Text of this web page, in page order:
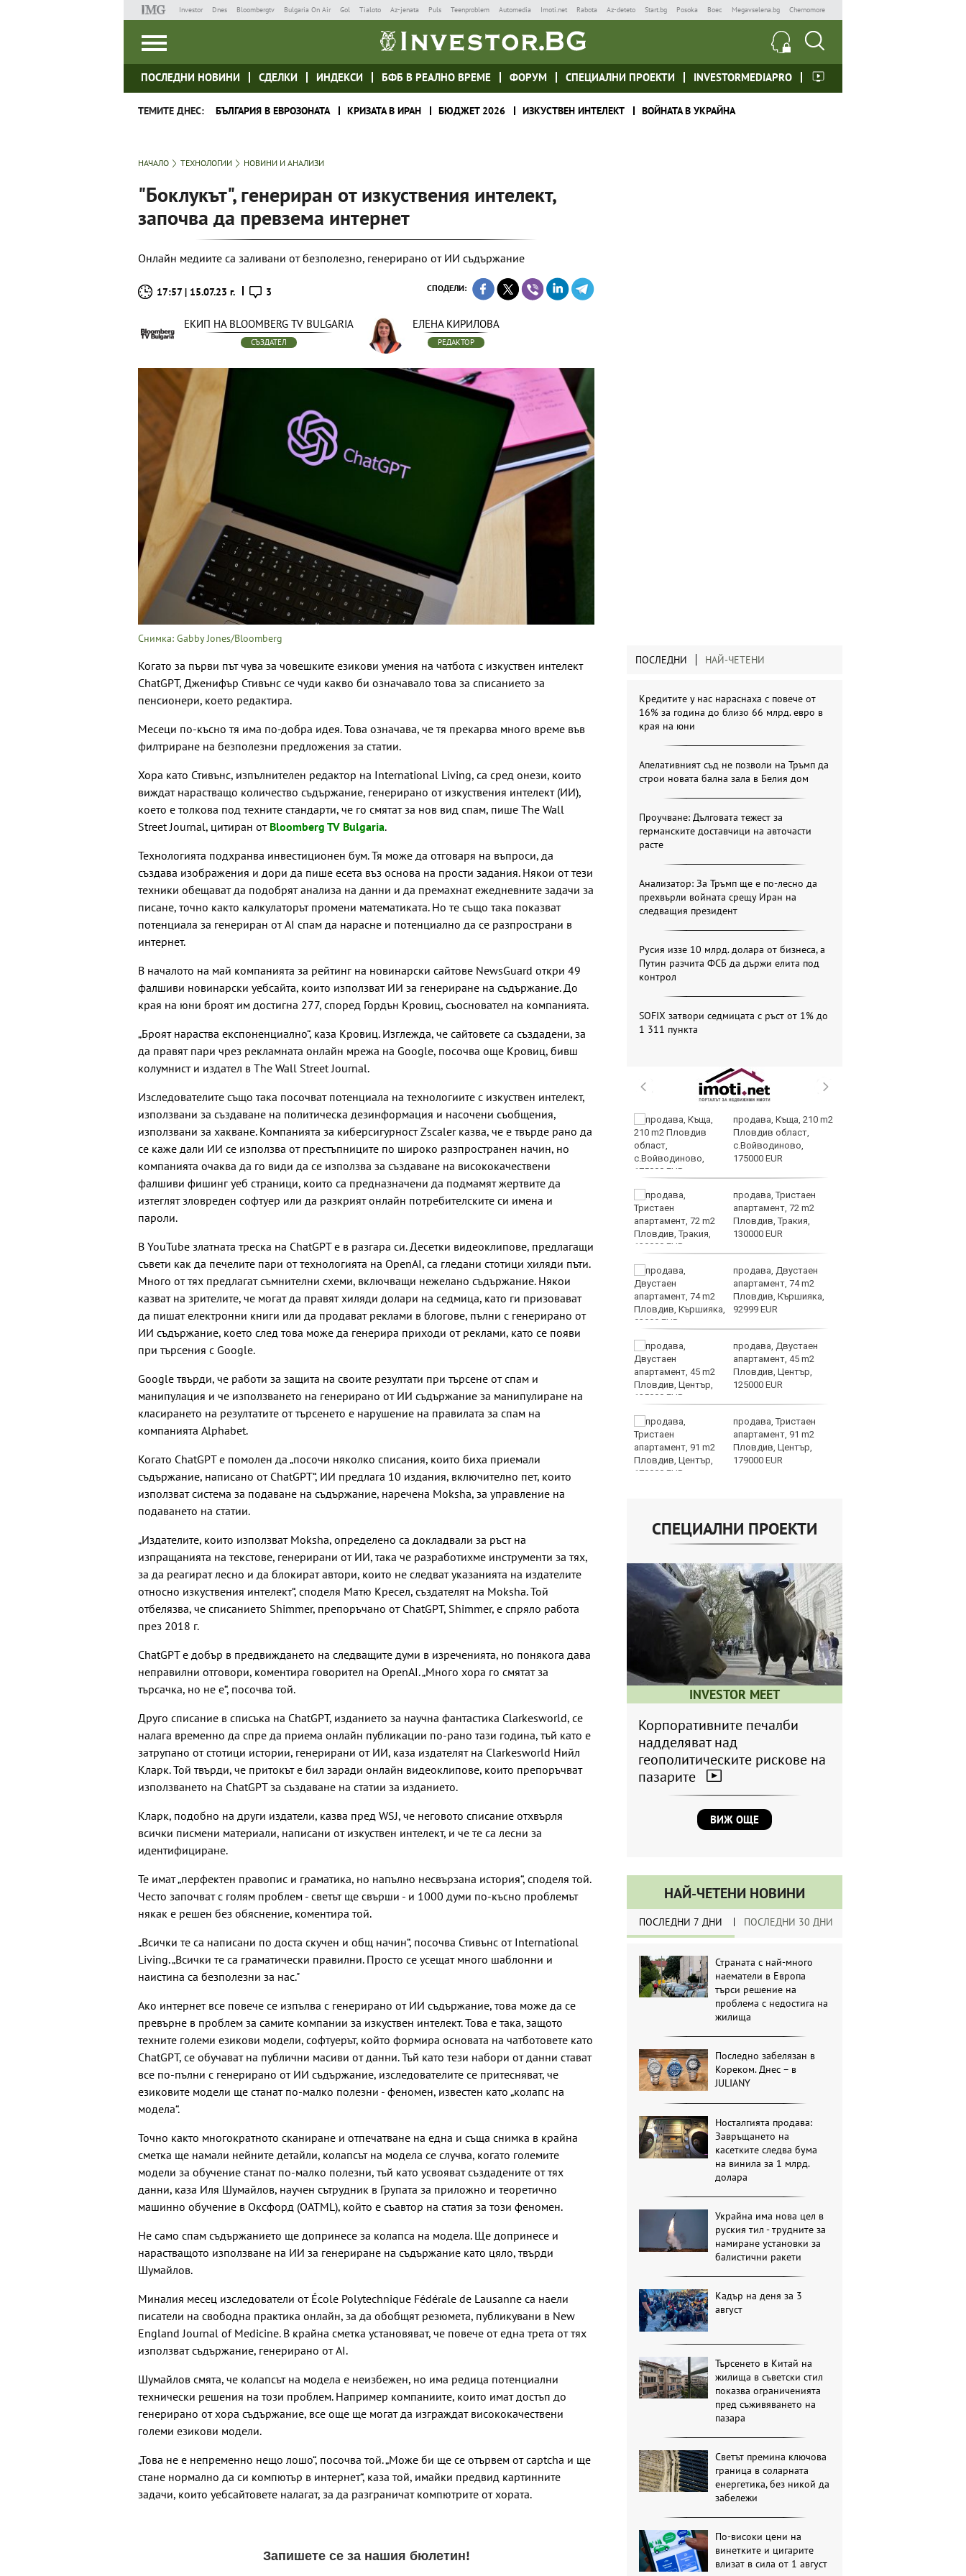
Investor Dnes Bloombergtv Bulgaria On Air Gol Tialoto Az-jenata Puls Teenproblem Automedia Imoti.net Rabota Az-deteto Start.bg Posoka Boec Megavselena.bg Chernomore
ПОСЛЕДНИ НОВИНИ СДЕЛКИ ИНДЕКСИ БФБ В РЕАЛНО ВРЕМЕ ФОРУМ СПЕЦИАЛНИ ПРОЕКТИ INVESTORMEDIAPRO
ТЕМИТЕ ДНЕС: БЪЛГАРИЯ В ЕВРОЗОНАТА КРИЗАТА В ИРАН БЮДЖЕТ 2026 ИЗКУСТВЕН ИНТЕЛЕКТ ВОЙНАТА В УКРАЙНА
НАЧАЛО ТЕХНОЛОГИИ НОВИНИ И АНАЛИЗИ
"Боклукът", генериран от изкуствения интелект,
започва да превзема интернет
Онлайн медиите са заливани от безполезно, генерирано от ИИ съдържание
17:57 | 15.07.23 г. 3 СПОДЕЛИ:
ЕКИП НА BLOOMBERG TV BULGARIA
СЪЗДАТЕЛ
ЕЛЕНА КИРИЛОВА
РЕДАКТОР
Снимка: Gabby Jones/Bloomberg
Когато за първи път чува за човешките езикови умения на чатбота с изкуствен интелект
ChatGPT, Дженифър Стивънс се чуди какво би означавало това за списанието за
пенсионери, което редактира.
Месеци по-късно тя има по-добра идея. Това означава, че тя прекарва много време във
филтриране на безполезни предложения за статии.
Хора като Стивънс, изпълнителен редактор на International Living, са сред онези, които
виждат нарастващо количество съдържание, генерирано от изкуствения интелект (ИИ),
което е толкова под техните стандарти, че го смятат за нов вид спам, пише The Wall
Street Journal, цитиран от Bloomberg TV Bulgaria.
Технологията подхранва инвестиционен бум. Тя може да отговаря на въпроси, да
създава изображения и дори да пише есета въз основа на прости задания. Някои от тези
техники обещават да подобрят анализа на данни и да премахнат ежедневните задачи за
писане, точно както калкулаторът промени математиката. Но те също така показват
потенциала за генериран от AI спам да нарасне и потенциално да се разпространи в
интернет.
В началото на май компанията за рейтинг на новинарски сайтове NewsGuard откри 49
фалшиви новинарски уебсайта, които използват ИИ за генериране на съдържание. До
края на юни броят им достигна 277, според Гордън Кровиц, съосновател на компанията.
„Броят нараства експоненциално“, каза Кровиц. Изглежда, че сайтовете са създадени, за
да правят пари чрез рекламната онлайн мрежа на Google, посочва още Кровиц, бивш
колумнист и издател в The Wall Street Journal.
Изследователите също така посочват потенциала на технологиите с изкуствен интелект,
използвани за създаване на политическа дезинформация и насочени съобщения,
използвани за хакване. Компанията за киберсигурност Zscaler казва, че е твърде рано да
се каже дали ИИ се използва от престъпниците по широко разпространен начин, но
компанията очаква да го види да се използва за създаване на висококачествени
фалшиви фишинг уеб страници, които са предназначени да подмамят жертвите да
изтеглят зловреден софтуер или да разкрият онлайн потребителските си имена и
пароли.
В YouTube златната треска на ChatGPT е в разгара си. Десетки видеоклипове, предлагащи
съвети как да печелите пари от технологията на OpenAI, са гледани стотици хиляди пъти.
Много от тях предлагат съмнителни схеми, включващи нежелано съдържание. Някои
казват на зрителите, че могат да правят хиляди долари на седмица, като ги призовават
да пишат електронни книги или да продават реклами в блогове, пълни с генерирано от
ИИ съдържание, което след това може да генерира приходи от реклами, като се появи
при търсения с Google.
Google твърди, че работи за защита на своите резултати при търсене от спам и
манипулация и че използването на генерирано от ИИ съдържание за манипулиране на
класирането на резултатите от търсенето е нарушение на правилата за спам на
компанията Alphabet.
Когато ChatGPT е помолен да „посочи няколко списания, които биха приемали
съдържание, написано от ChatGPT“, ИИ предлага 10 издания, включително пет, които
използват система за подаване на съдържание, наречена Moksha, за управление на
подаването на статии.
„Издателите, които използват Moksha, определено са докладвали за ръст на
изпращанията на текстове, генерирани от ИИ, така че разработихме инструменти за тях,
за да реагират лесно и да блокират автори, които не следват указанията на издателите
относно изкуствения интелект“, споделя Матю Кресел, създателят на Moksha. Той
отбелязва, че списанието Shimmer, препоръчано от ChatGPT, Shimmer, е спряло работа
през 2018 г.
ChatGPT е добър в предвиждането на следващите думи в изреченията, но понякога дава
неправилни отговори, коментира говорител на OpenAI. „Много хора го смятат за
търсачка, но не е“, посочва той.
Друго списание в списъка на ChatGPT, изданието за научна фантастика Clarkesworld, се
налага временно да спре да приема онлайн публикации по-рано тази година, тъй като е
затрупано от стотици истории, генерирани от ИИ, каза издателят на Clarkesworld Нийл
Кларк. Той твърди, че притокът е бил заради онлайн видеоклипове, които препоръчват
използването на ChatGPT за създаване на статии за изданието.
Кларк, подобно на други издатели, казва пред WSJ, че неговото списание отхвърля
всички писмени материали, написани от изкуствен интелект, и че те са лесни за
идентифициране.
Те имат „перфектен правопис и граматика, но напълно несвързана история“, споделя той.
Често започват с голям проблем - светът ще свърши - и 1000 думи по-късно проблемът
някак е решен без обяснение, коментира той.
„Всички те са написани по доста скучен и общ начин“, посочва Стивънс от International
Living. „Всички те са граматически правилни. Просто се усещат много шаблонни и
наистина са безполезни за нас."
Ако интернет все повече се изпълва с генерирано от ИИ съдържание, това може да се
превърне в проблем за самите компании за изкуствен интелект. Това е така, защото
техните големи езикови модели, софтуерът, който формира основата на чатботовете като
ChatGPT, се обучават на публични масиви от данни. Тъй като тези набори от данни стават
все по-пълни с генерирано от ИИ съдържание, изследователите се притесняват, че
езиковите модели ще станат по-малко полезни - феномен, известен като „колапс на
модела“.
Точно както многократното сканиране и отпечатване на една и съща снимка в крайна
сметка ще намали нейните детайли, колапсът на модела се случва, когато големите
модели за обучение станат по-малко полезни, тъй като усвояват създадените от тях
данни, каза Иля Шумайлов, научен сътрудник в Групата за приложно и теоретично
машинно обучение в Оксфорд (OATML), който е съавтор на статия за този феномен.
Не само спам съдържанието ще допринесе за колапса на модела. Ще допринесе и
нарастващото използване на ИИ за генериране на съдържание като цяло, твърди
Шумайлов.
Миналия месец изследователи от École Polytechnique Fédérale de Lausanne са наели
писатели на свободна практика онлайн, за да обобщят резюмета, публикувани в New
England Journal of Medicine. В крайна сметка установяват, че повече от една трета от тях
използват съдържание, генерирано от AI.
Шумайлов смята, че колапсът на модела е неизбежен, но има редица потенциални
технически решения на този проблем. Например компаниите, които имат достъп до
генерирано от хора съдържание, все още ще могат да изграждат висококачествени
големи езикови модели.
„Това не е непременно нещо лошо“, посочва той. „Може би ще се отървем от captcha и ще
стане нормално да си компютър в интернет“, каза той, имайки предвид картинните
задачи, които уебсайтовете налагат, за да разграничат компютрите от хората.
ПОСЛЕДНИ НАЙ-ЧЕТЕНИ
Кредитите у нас нараснаха с повече от
16% за година до близо 66 млрд. евро в
края на юни
Апелативният съд не позволи на Тръмп да
строи новата бална зала в Белия дом
Проучване: Дълговата тежест за
германските доставчици на авточасти
расте
Анализатор: За Тръмп ще е по-лесно да
прехвърли войната срещу Иран на
следващия президент
Русия иззе 10 млрд. долара от бизнеса, а
Путин разчита ФСБ да държи елита под
контрол
SOFIX затвори седмицата с ръст от 1% до
1 311 пункта
Двоен ръст на
чревните инфекции за
седмица във
проведе тази събота в
Тази събота: откриват
ловния сезон за
пернат дивеч
правосъдие след
случая с „ловци на педофили“
продава, Къща, 210 m2
Пловдив област,
с.Войводиново,
175000 EUR
продава, Тристаен
апартамент, 72 m2
Пловдив, Тракия,
130000 EUR
продава, Двустаен
апартамент, 74 m2
Пловдив, Кършияка,
92999 EUR
продава, Двустаен
апартамент, 45 m2
Пловдив, Център,
125000 EUR
продава, Тристаен
апартамент, 91 m2
Пловдив, Център,
179000 EUR
СПЕЦИАЛНИ ПРОЕКТИ
INVESTOR MEET
Корпоративните печалби
надделяват над
геополитическите рискове на
пазарите
ВИЖ ОЩЕ
НАЙ-ЧЕТЕНИ НОВИНИ
ПОСЛЕДНИ 7 ДНИ ПОСЛЕДНИ 30 ДНИ
Страната с най-много
наематели в Европа
търси решение на
проблема с недостига на
жилища
Последно забелязан в
Кореком. Днес – в
JULIANY
Носталгията продава:
Завръщането на
касетките следва бума
на винила за 1 млрд.
долара
Украйна има нова цел в
руския тил - трудните за
намиране установки за
балистични ракети
Кадър на деня за 3
август
Търсенето в Китай на
жилища в съветски стил
показва ограниченията
пред съживяването на
пазара
Светът премина ключова
граница в соларната
енергетика, без никой да
забележи
По-високи цени на
винетките и цигарите
влизат в сила от 1 август